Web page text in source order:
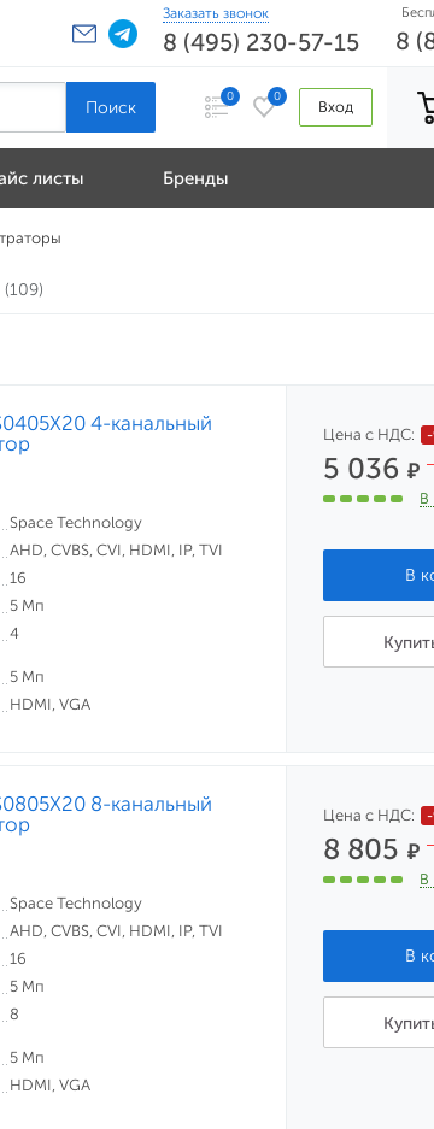
Заказать звонок
8 (495) 230-57-15 8
0 0
Вход
листы Бренды
(109)
4-канальный
Space Technology
AHD, CVBS, CVI, HDMI, IP, TVI
16
5 Мп
4
5 Мп
HDMI, VGA
Цена с НДС: -
5 036₽
В
8-канальный
Space Technology
AHD, CVBS, CVI, HDMI, IP, TVI
16
5 Мп
8
5 Мп
HDMI, VGA
Цена с НДС: -
8 805₽
В